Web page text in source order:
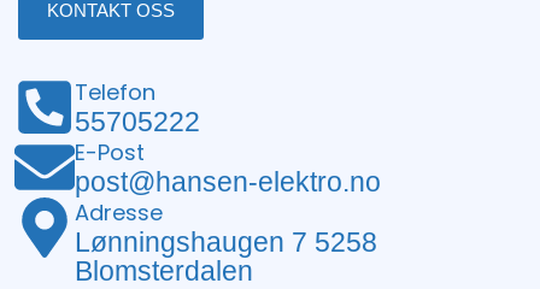
KONTAKT OSS
Telefon
55705222
E-Post
post@hansen-elektro.no
Adresse
Lønningshaugen 7 5258
Blomsterdalen